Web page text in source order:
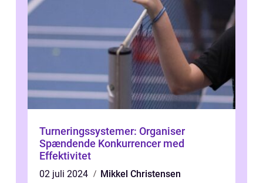
Turneringssystemer: Organiser
Spændende Konkurrencer med
Effektivitet
02 juli 2024
Mikkel Christensen